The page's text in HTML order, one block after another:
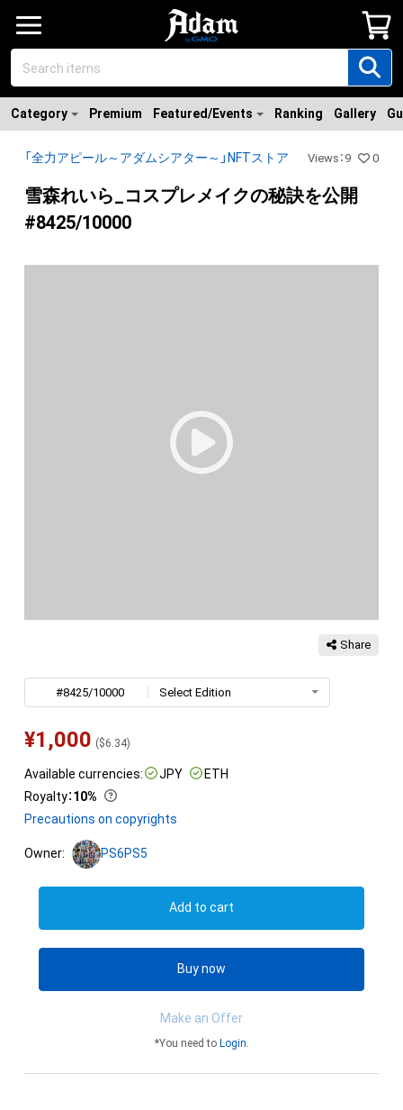
Category Premium Featured/Events Ranking Gallery
「全力アピール～アダムシアター～」NFTストア Views ： 9 0
雪森れいら_コスプレメイクの秘訣を公開
#8425/10000
Share
#8425/10000 Select Edition
¥1,000 ($6.34)
Available currencies: JPY
ETH
Royalty：10%
Precautions on copyrights
Owner: PS6PS5
Add to cart
Buy now
Make an Offer
*You need to Login.